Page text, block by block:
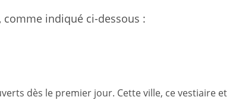
indiqué ci-dessous :
dès le premier jour. Cette ville, ce vestiaire et